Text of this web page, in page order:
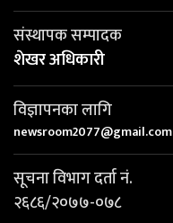
संस्थापक सम्पादक
शेखर अधिकारी
विज्ञापनका लागि
newsroom2077@gmail.com
सूचना विभाग दर्ता नं.
२६८६/२०७७-०७८